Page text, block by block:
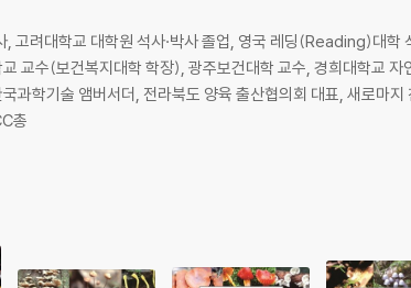
름버섯 / 먹물버섯 / 고동색우산버섯 / 다람쥐눈물버섯 / 배젖
/ 노란꼭지외대버섯 / 흰목이 / 덕다리버섯 / 아까시흰구멍버섯
로초(영지)
고려대학교 대학원 석사·박사 졸업, 영국 레딩(Reading)대학
교수(보건복지대학 학장), 광주보건대학 교수, 경희대학교 자
과학기술 앰버서더, 전라북도 양육 출산협의회 대표, 새로마지
총